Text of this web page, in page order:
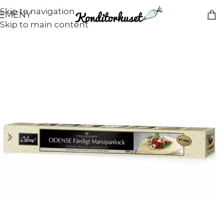
Skip to navigation
Skip to main content
MENY